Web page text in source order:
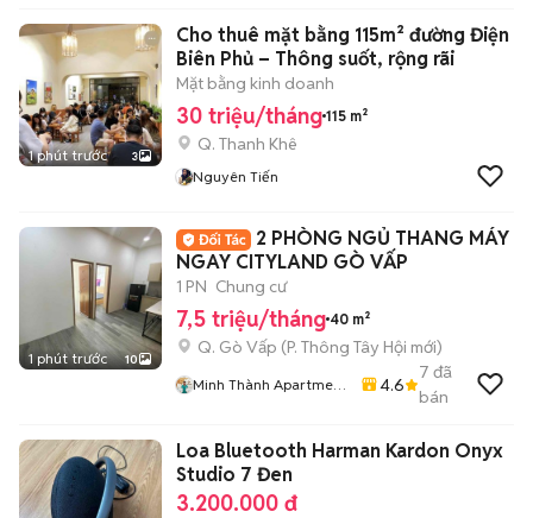
1 phút trước 3
Cho thuê mặt bằng 115m² đường Điện
Biên Phủ – Thông suốt, rộng rãi
Mặt bằng kinh doanh
30 triệu/tháng 115 m²
Q. Thanh Khê
Nguyên Tiến
1 phút trước 10
2 PHÒNG NGỦ THANG MÁY
NGAY CITYLAND GÒ VẤP
1 PN Chung cư
7,5 triệu/tháng 40 m²
Q. Gò Vấp (P. Thông Tây Hội mới)
Minh Thành Apartment
4.6
7 đã
bán
Loa Bluetooth Harman Kardon Onyx
Studio 7 Đen
3.200.000 đ